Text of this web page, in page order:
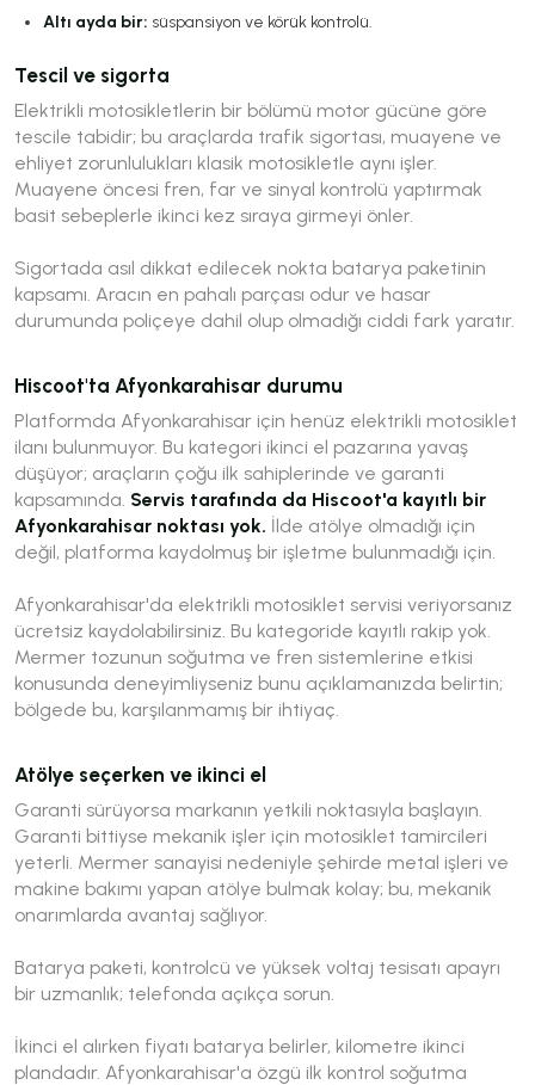
Altı ayda bir: süspansiyon ve körük kontrolü.
Tescil ve sigorta
Elektrikli motosikletlerin bir bölümü motor gücüne göre
tescile tabidir; bu araçlarda trafik sigortası, muayene ve
ehliyet zorunlulukları klasik motosikletle aynı işler.
Muayene öncesi fren, far ve sinyal kontrolü yaptırmak
basit sebeplerle ikinci kez sıraya girmeyi önler.
Sigortada asıl dikkat edilecek nokta batarya paketinin
kapsamı. Aracın en pahalı parçası odur ve hasar
durumunda poliçeye dahil olup olmadığı ciddi fark yaratır.
Hiscoot'ta Afyonkarahisar durumu
Platformda Afyonkarahisar için henüz elektrikli motosiklet
ilanı bulunmuyor. Bu kategori ikinci el pazarına yavaş
düşüyor; araçların çoğu ilk sahiplerinde ve garanti
kapsamında. Servis tarafında da Hiscoot'a kayıtlı bir
Afyonkarahisar noktası yok. İlde atölye olmadığı için
değil, platforma kaydolmuş bir işletme bulunmadığı için.
Afyonkarahisar'da elektrikli motosiklet servisi veriyorsanız
ücretsiz kaydolabilirsiniz. Bu kategoride kayıtlı rakip yok.
Mermer tozunun soğutma ve fren sistemlerine etkisi
konusunda deneyimliyseniz bunu açıklamanızda belirtin;
bölgede bu, karşılanmamış bir ihtiyaç.
Atölye seçerken ve ikinci el
Garanti sürüyorsa markanın yetkili noktasıyla başlayın.
Garanti bittiyse mekanik işler için motosiklet tamircileri
yeterli. Mermer sanayisi nedeniyle şehirde metal işleri ve
makine bakımı yapan atölye bulmak kolay; bu, mekanik
onarımlarda avantaj sağlıyor.
Batarya paketi, kontrolcü ve yüksek voltaj tesisatı apayrı
bir uzmanlık; telefonda açıkça sorun.
İkinci el alırken fiyatı batarya belirler, kilometre ikinci
plandadır. Afyonkarahisar'a özgü ilk kontrol soğutma